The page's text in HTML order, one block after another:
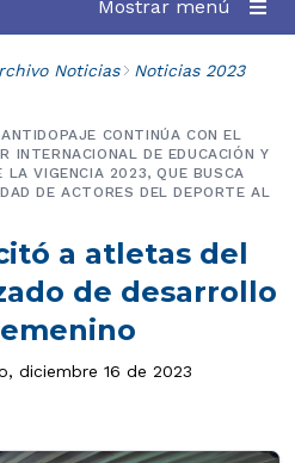
Mostrar menú
Noticias Noticias 2023
a atletas del
de desarrollo
CONTINÚA CON EL
INTERNACIONAL DE EDUCACIÓN Y
LA VIGENCIA 2023, QUE BUSCA
DE ACTORES DEL DEPORTE AL
diciembre 16 de 2023